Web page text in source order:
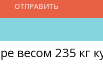
ОТПРАВИТЬ
весом 235